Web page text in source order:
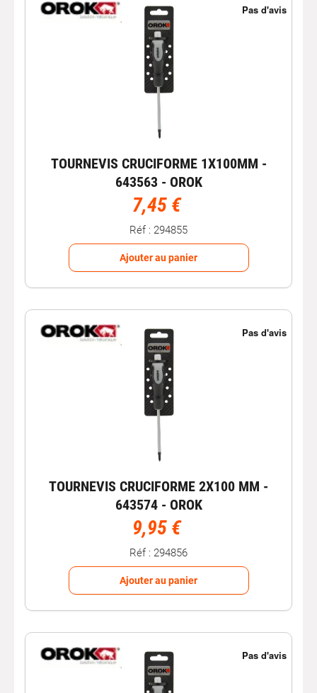
TOURNEVIS CRUCIFORME 1X100MM -
643563 - OROK
7,45 €
Réf : 294855
Ajouter au panier
TOURNEVIS CRUCIFORME 2X100 MM -
643574 - OROK
9,95 €
Réf : 294856
Ajouter au panier